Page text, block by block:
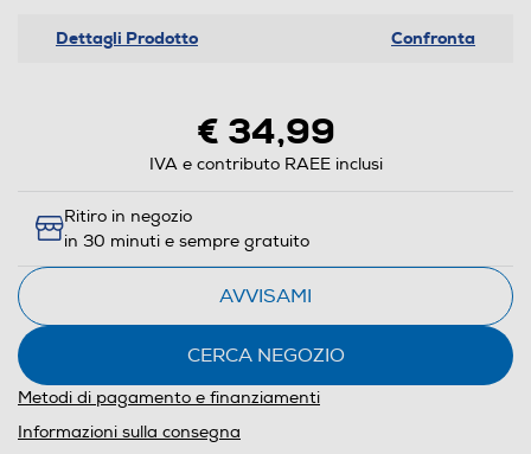
Dettagli Prodotto Confronta
€ 34,99
IVA e contributo RAEE inclusi
Ritiro in negozio
in 30 minuti e sempre gratuito
AVVISAMI
CERCA NEGOZIO
Metodi di pagamento e finanziamenti
Informazioni sulla consegna